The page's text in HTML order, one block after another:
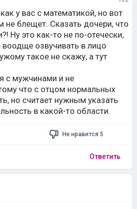
у вас с математикой, но вот
блещет. Сказать дочери, что
Ну это как-то не по-отечески,
воодще озвучивать в лицо
такое не скажу, а тут
с мужчинами и не
что с отцом нормальных
но считает нужным указать
в какой-то области.
Не нравится 5
Ответить